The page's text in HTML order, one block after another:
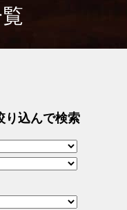
り込んで検索